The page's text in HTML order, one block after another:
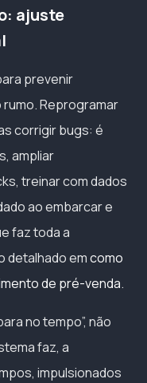
ajuste
prevenir
Reprogramar
corrigir bugs: é
ampliar
treinar com dados
ao embarcar e
faz toda a
detalhado emcomo
de pré-venda.
no tempo”, não
faz, a
impulsionados